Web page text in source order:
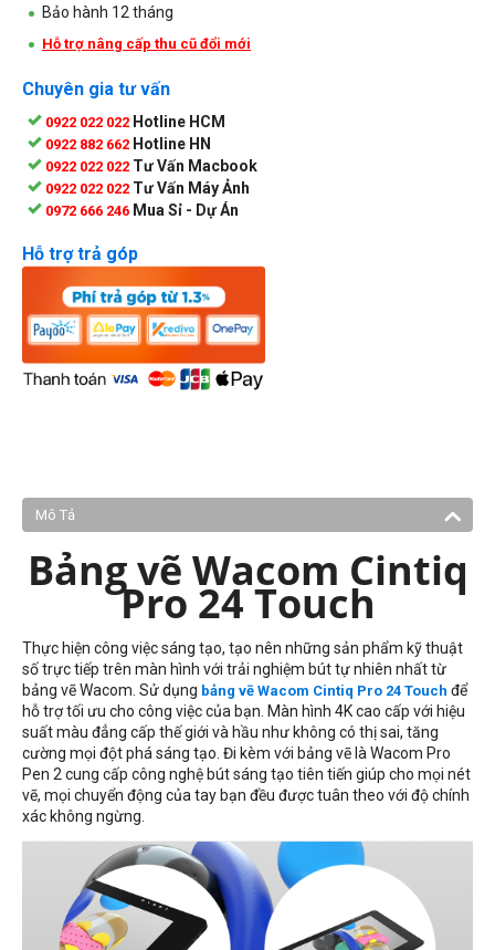
Bảo hành 12 tháng
Hỗ trợ nâng cấp thu cũ đổi mới
Chuyên gia tư vấn
0922 022 022 Hotline HCM
0922 882 662 Hotline HN
0922 022 022 Tư Vấn Macbook
0922 022 022 Tư Vấn Máy Ảnh
0972 666 246 Mua Sỉ - Dự Án
Hỗ trợ trả góp
Mô Tả
Bảng vẽ Wacom Cintiq
Pro 24 Touch
Thực hiện công việc sáng tạo, tạo nên những sản phẩm kỹ thuật
số trực tiếp trên màn hình với trải nghiệm bút tự nhiên nhất từ
bảng vẽ Wacom. Sử dụng bảng vẽ Wacom Cintiq Pro 24 Touch để
hỗ trợ tối ưu cho công việc của bạn. Màn hình 4K cao cấp với hiệu
suất màu đẳng cấp thế giới và hầu như không có thị sai, tăng
cường mọi đột phá sáng tạo. Đi kèm với bảng vẽ là Wacom Pro
Pen 2 cung cấp công nghệ bút sáng tạo tiên tiến giúp cho mọi nét
vẽ, mọi chuyển động của tay bạn đều được tuân theo với độ chính
xác không ngừng.